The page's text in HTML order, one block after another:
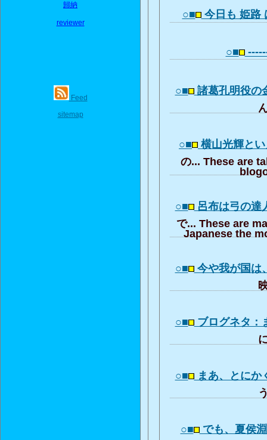
歸納
reviewer
Feed
sitemap
○■ 今日も 姫
○■
○■ 諸葛孔明役
○■ 横山光輝と
の... These are
○■ 呂布は弓の
で... These are
Japanese the
○■ 今や我が国
○■ ブログネタ
○■ まあ、とに
○■ でも、夏侯